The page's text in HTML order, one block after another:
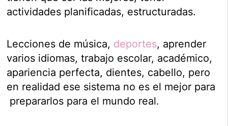
actividades planificadas, estructuradas.
Lecciones de música, deportes, aprender
varios idiomas, trabajo escolar, académico,
apariencia perfecta, dientes, cabello, pero
en realidad ese sistema no es el mejor para
prepararlos para el mundo real.